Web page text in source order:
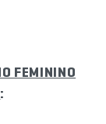
FEMININO
: